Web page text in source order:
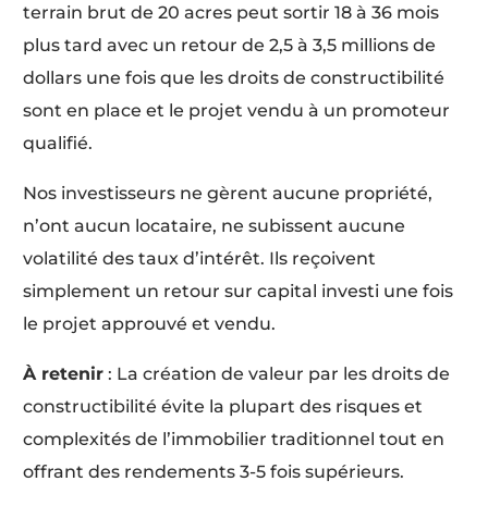
terrain brut de 20 acres peut sortir 18 à 36 mois
plus tard avec un retour de 2,5 à 3,5 millions de
dollars une fois que les droits de constructibilité
sont en place et le projet vendu à un promoteur
qualifié.
Nos investisseurs ne gèrent aucune propriété,
n’ont aucun locataire, ne subissent aucune
volatilité des taux d’intérêt. Ils reçoivent
simplement un retour sur capital investi une fois
le projet approuvé et vendu.
À retenir : La création de valeur par les droits de
constructibilité évite la plupart des risques et
complexités de l’immobilier traditionnel tout en
offrant des rendements 3-5 fois supérieurs.